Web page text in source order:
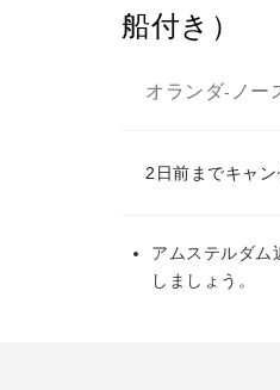
船付き）
オランダ- ノー
2日前までキャ
アムステルダム
しましょう。